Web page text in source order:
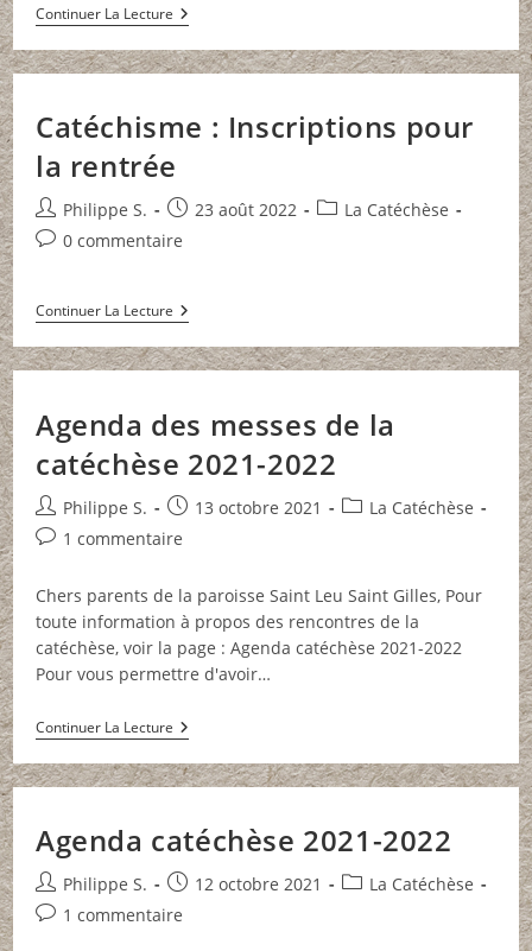
Continuer La LectureAgenda
Des
Messes
Des
2023
Catéchisme : Inscriptions pour
la rentrée
Auteur/autrice
de
Philippe S.
Publication
publiée :
23 août 2022
PostLa Catéchèse
Commentaires
publication :
0 commentaire
Continuer La LectureCatéchisme
:
Inscriptions
Pour
Agenda des messes de la
catéchèse 2021-2022
Auteur/autrice
de
Philippe S.
Publication
publiée :
13 octobre 2021
PostLa Catéchèse
Commentaires
la
publication :
1 commentaire
Chers parents de la paroisse Saint Leu Saint Gilles, Pour
toute information à propos des rencontres de la
catéchèse, voir la page : Agenda catéchèse 2021-2022
Pour vous permettre d'avoir…
Continuer La LectureAgenda
Des
Messes
De
2021-
Agenda catéchèse 2021-2022
Auteur/autrice
de
Philippe S.
Publication
publiée :
12 octobre 2021
PostLa Catéchèse
Commentaires
1 commentaire